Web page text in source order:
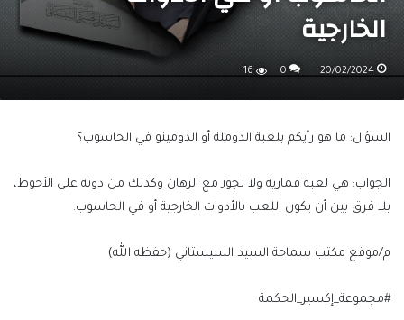
الخارجية
20/02/2024
0
16
السؤال: ما هو رأيكم بلعبة الدوملة أو الدومينو في الحاسوب؟
الجواب: هي لعبة قمارية ولا تجوز مع الرهان وكذلك من دونه على الأحوط،
بلا فرق بين أن يكون اللعب بالأدوات الخارجية أو في الحاسوب.
م/موقع مكتب سماحة السيد السيستاني (حفظه الله)
#مجموعة_إكسير_الحكمة